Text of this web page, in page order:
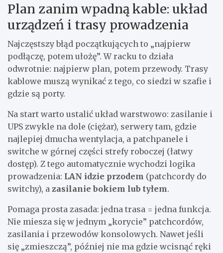
Plan zanim wpadną kable: układ
urządzeń i trasy prowadzenia
Najczęstszy błąd początkujących to „najpierw
podłączę, potem ułożę”. W racku to działa
odwrotnie: najpierw plan, potem przewody. Trasy
kablowe muszą wynikać z tego, co siedzi w szafie i
gdzie są porty.
Na start warto ustalić układ warstwowo: zasilanie i
UPS zwykle na dole (ciężar), serwery tam, gdzie
najlepiej dmucha wentylacja, a patchpanele i
switche w górnej części strefy roboczej (łatwy
dostęp). Z tego automatycznie wychodzi logika
prowadzenia: LAN idzie przodem (patchcordy do
switchy), a zasilanie bokiem lub tyłem.
Pomaga prosta zasada: jedna trasa = jedna funkcja.
Nie miesza się w jednym „korycie” patchcordów,
zasilania i przewodów konsolowych. Nawet jeśli
się „zmieszczą”, później nie ma gdzie wcisnąć ręki